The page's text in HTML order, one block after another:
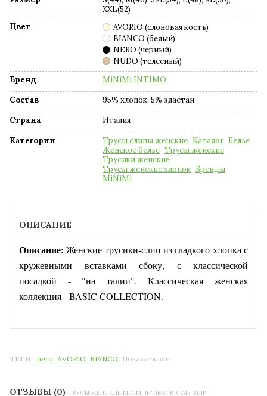
XXL(52)
Цвет
AVORIO (слоновая кость)
BIANCO (белый)
NERO (черный)
NUDO (телесный)
Бренд
MiNiMi INTIMO
Состав
95% хлопок, 5% эластан
Страна
Италия
Категории
Трусы слипы женские Каталог Бельё
Женское бельё Трусы женские
Трусики женские
Трусы женские хлопок Бренды
MiNiMi
ОПИСАНИЕ
Описание:Женские трусики-слип из гладкого хлопка с
кружевными вставками сбоку, с классической
посадкой - "на талии". Классическая женская
коллекция - BASIC COLLECTION.
ТЕГИ: nero AVORIO BIANCO Показать все
ОТЗЫВЫ (0) ТРУСЫ ЖЕНСКИЕ MINIMI INTIMO B 0243 SLIP